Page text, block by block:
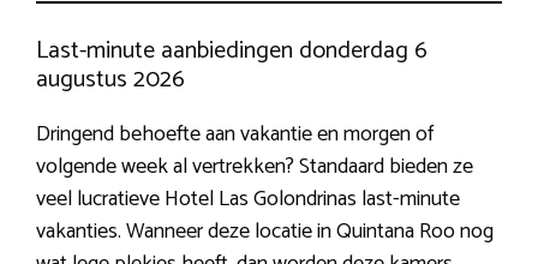
Last-minute aanbiedingen donderdag 6
augustus 2026
Dringend behoefte aan vakantie en morgen of
volgende week al vertrekken? Standaard bieden ze
veel lucratieve Hotel Las Golondrinas last-minute
vakanties. Wanneer deze locatie in Quintana Roo nog